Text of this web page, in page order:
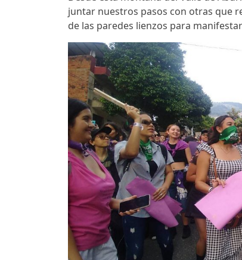
juntar nuestros pasos con otras que
de las paredes lienzos para